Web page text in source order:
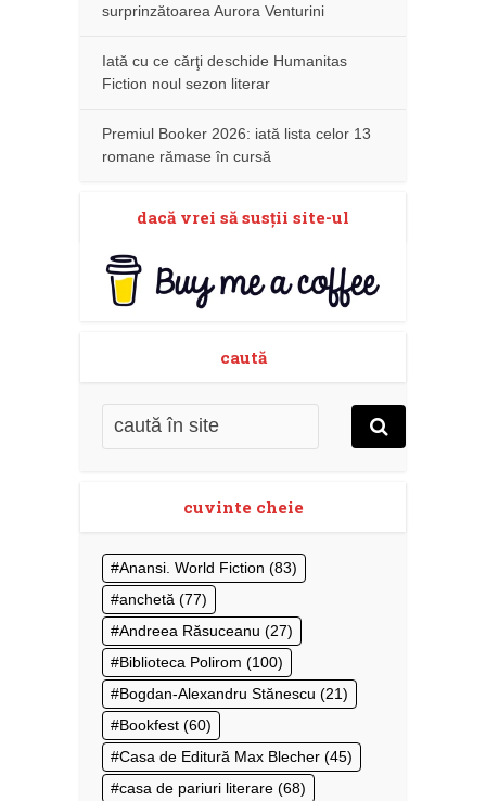
surprinzătoarea Aurora Venturini
Iată cu ce cărţi deschide Humanitas
Fiction noul sezon literar
Premiul Booker 2026: iată lista celor 13
romane rămase în cursă
dacă vrei să susţii site-ul
caută
cuvinte cheie
Anansi. World Fiction (83)
anchetă (77)
Andreea Răsuceanu (27)
Biblioteca Polirom (100)
Bogdan-Alexandru Stănescu (21)
Bookfest (60)
Casa de Editură Max Blecher (45)
casa de pariuri literare (68)